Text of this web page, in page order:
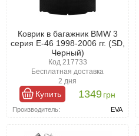
Коврик в багажник BMW 3
серия E-46 1998-2006 гг. (SD,
Черный)
Код 217733
Бесплатная доставка
2 дня
Купить 1349грн
Производитель: EVA